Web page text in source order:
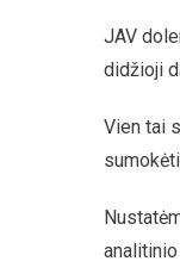
JAV
didžioji
Vien tai